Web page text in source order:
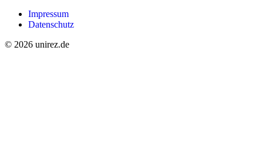
Impressum
Datenschutz
© 2026 unirez.de